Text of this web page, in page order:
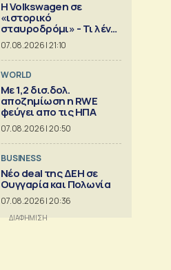
Η Volkswagen σε
«ιστορικό
σταυροδρόμι» - Τι λένε
οι οικογένειες που την
ελέγχουν
07.08.2026 | 21:10
WORLD
Με 1,2 δισ.δολ.
αποζημίωση η RWE
φεύγει απο τις ΗΠΑ
07.08.2026 | 20:50
BUSINESS
Νέο deal της ΔΕΗ σε
Ουγγαρία και Πολωνία
07.08.2026 | 20:36